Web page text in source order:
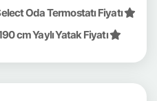
Oda Termostatı Fiyatı
cm Yaylı Yatak Fiyatı